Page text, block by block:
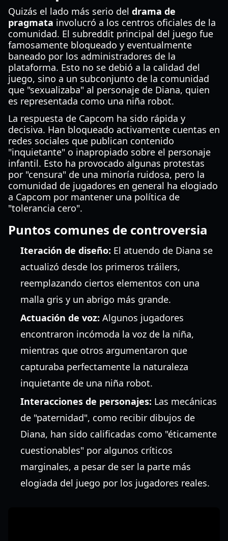
Quizás el lado más serio del drama de
pragmata involucró a los centros oficiales de la
comunidad. El subreddit principal del juego fue
famosamente bloqueado y eventualmente
baneado por los administradores de la
plataforma. Esto no se debió a la calidad del
juego, sino a un subconjunto de la comunidad
que "sexualizaba" al personaje de Diana, quien
es representada como una niña robot.
La respuesta de Capcom ha sido rápida y
decisiva. Han bloqueado activamente cuentas en
redes sociales que publican contenido
"inquietante" o inapropiado sobre el personaje
infantil. Esto ha provocado algunas protestas
por "censura" de una minoría ruidosa, pero la
comunidad de jugadores en general ha elogiado
a Capcom por mantener una política de
"tolerancia cero".
Puntos comunes de controversia
Iteración de diseño: El atuendo de Diana se
actualizó desde los primeros tráilers,
reemplazando ciertos elementos con una
malla gris y un abrigo más grande.
Actuación de voz: Algunos jugadores
encontraron incómoda la voz de la niña,
mientras que otros argumentaron que
capturaba perfectamente la naturaleza
inquietante de una niña robot.
Interacciones de personajes: Las mecánicas
de "paternidad", como recibir dibujos de
Diana, han sido calificadas como "éticamente
cuestionables" por algunos críticos
marginales, a pesar de ser la parte más
elogiada del juego por los jugadores reales.